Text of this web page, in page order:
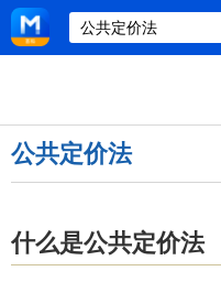
公共定价法
什么是公共定价法